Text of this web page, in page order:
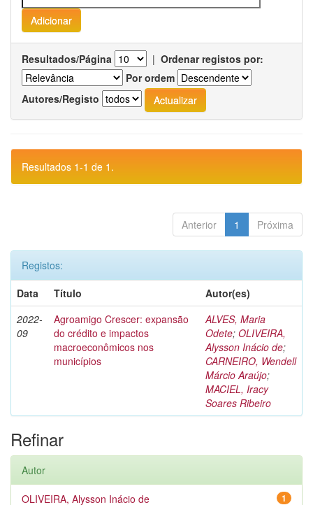
Resultados/Página | Ordenar registos por:
Por ordem
Autores/Registo
Resultados 1-1 de 1.
Anterior 1 Próxima
Registos:
Data
Título
Autor(es)
2022-
09
Agroamigo Crescer: expansão
do crédito e impactos
macroeconômicos nos
municípios
ALVES, Maria
Odete; OLIVEIRA,
Alysson Inácio de;
CARNEIRO, Wendell
Márcio Araújo;
MACIEL, Iracy
Soares Ribeiro
Refinar
Autor
1
OLIVEIRA, Alysson Inácio de